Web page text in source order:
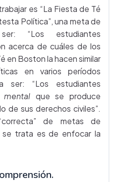
es “La Fiesta de Té
Política”, una meta de
“Los estudiantes
acerca de cuáles de los
en Boston la hacen similar
en varios períodos
ser: “Los estudiantes
mental que se produce
de sus derechos civiles”.
de metas de
se trata es de enfocar la